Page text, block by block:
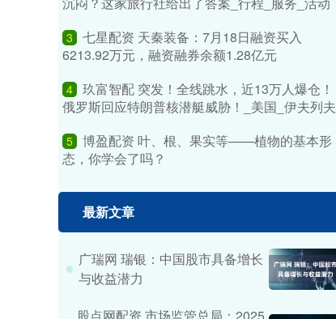
3
七星配资 天秦装备：7月18日融资买入
6213.92万元，融资融券余额1.28亿元
4 玖富智配 突发！全线跳水，近13万人爆仓！
俄罗斯回应特朗普核潜艇威胁！_美国_伊夫列夫
5 博盈配资 叶、根、果实等——植物的基本形
态，你学会了吗？
最新文章
广瑞网 瑞银：中国股市具备增长
与收益潜力
股点网配资 市场监管总局：2025